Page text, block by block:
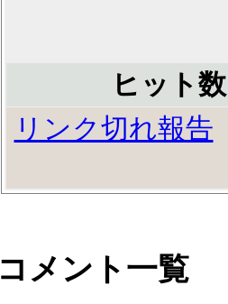
ヒット
リンク切れ報告
コメント一覧